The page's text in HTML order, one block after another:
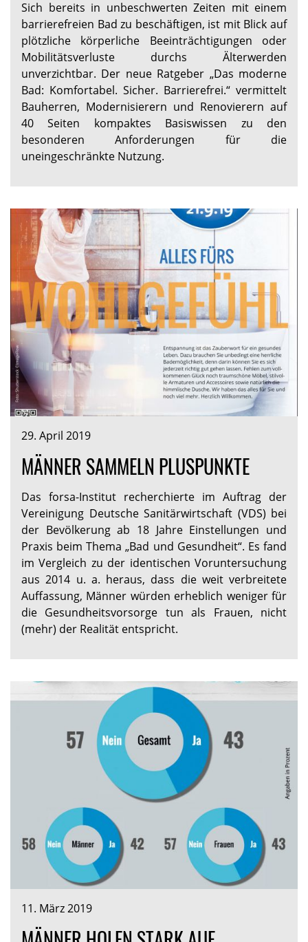
Sich bereits in unbeschwerten Zeiten mit einem
barrierefreien Bad zu beschäftigen, ist mit Blick auf
plötzliche körperliche Beeinträchtigungen oder
Mobilitätsverluste durchs Älterwerden
unverzichtbar. Der neue Ratgeber „Das moderne
Bad: Komfortabel. Sicher. Barrierefrei.“ vermittelt
Bauherren, Modernisierern und Renovierern auf
40 Seiten kompaktes Basiswissen zu den
besonderen Anforderungen für die
uneingeschränkte Nutzung.
29. April 2019
MÄNNER SAMMELN PLUSPUNKTE
Das forsa-Institut recherchierte im Auftrag der
Vereinigung Deutsche Sanitärwirtschaft (VDS) bei
der Bevölkerung ab 18 Jahre Einstellungen und
Praxis beim Thema „Bad und Gesundheit“. Es fand
im Vergleich zu der identischen Voruntersuchung
aus 2014 u. a. heraus, dass die weit verbreitete
Auffassung, Männer würden erheblich weniger für
die Gesundheitsvorsorge tun als Frauen, nicht
(mehr) der Realität entspricht.
11. März 2019